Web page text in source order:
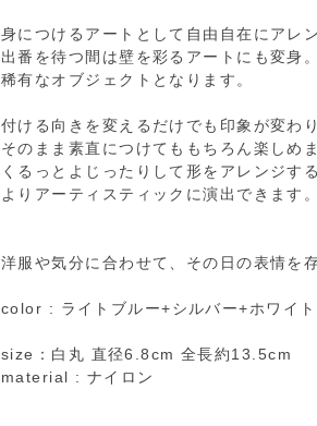
身につけるアートとして自由自在にアレ
出番を待つ間は壁を彩るアートにも変身。
稀有なオブジェクトとなります。
付ける向きを変えるだけでも印象が変わり
そのまま素直につけてももちろん楽しめ
くるっとよじったりして形をアレンジする
よりアーティスティックに演出できます。
洋服や気分に合わせて、その日の表情を
color : ライトブルー+シルバー+ホワイト
size：白丸 直径6.8cm 全長約13.5cm
material : ナイロン